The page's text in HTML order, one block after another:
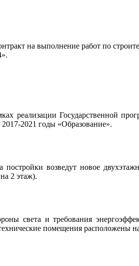
на выполнение работ по
реализации Государственной
2021 годы «Образование».
возведут новое
2 этаж).
света и требования
помещения расположены